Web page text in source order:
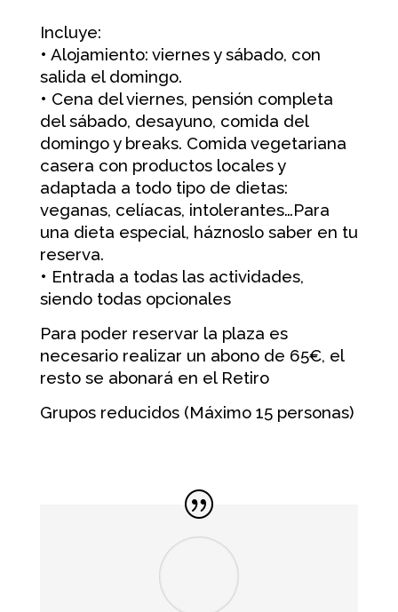
Incluye:
• Alojamiento: viernes y sábado, con
salida el domingo.
• Cena del viernes, pensión completa
del sábado, desayuno, comida del
domingo y breaks. Comida vegetariana
casera con productos locales y
adaptada a todo tipo de dietas:
veganas, celíacas, intolerantes…Para
una dieta especial, háznoslo saber en tu
reserva.
• Entrada a todas las actividades,
siendo todas opcionales
Para poder reservar la plaza es
necesario realizar un abono de 65€, el
resto se abonará en el Retiro
Grupos reducidos (Máximo 15 personas)